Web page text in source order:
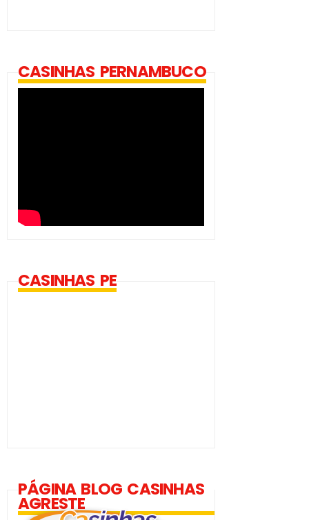
CASINHAS PERNAMBUCO
CASINHAS PE
PÁGINA BLOG CASINHAS
AGRESTE